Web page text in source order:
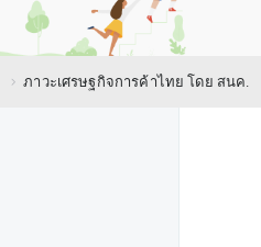
ภาวะเศรษฐกิจการค้าไทย โดย สนค.